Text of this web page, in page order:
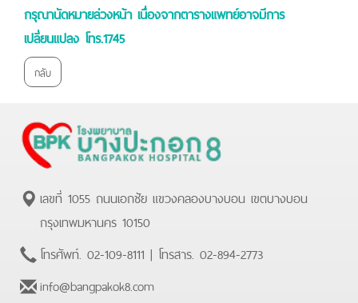
กรุณานัดหมายล่วงหน้า เนื่องจากตารางแพทย์อาจมีการ
เปลี่ยนแปลง โทร.1745
กลับ
เลขที่ 1055 ถนนเอกชัย แขวงคลองบางบอน เขตบางบอน
กรุงเทพมหานคร 10150
โทรศัพท์. 02-109-8111 | โทรสาร. 02-894-2773
info@bangpakok8.com